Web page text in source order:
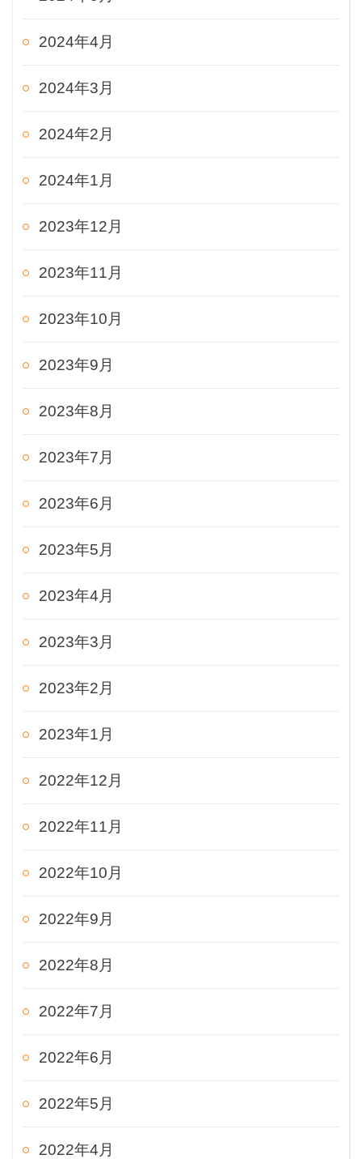
2024年4月
2024年3月
2024年2月
2024年1月
2023年12月
2023年11月
2023年10月
2023年9月
2023年8月
2023年7月
2023年6月
2023年5月
2023年4月
2023年3月
2023年2月
2023年1月
2022年12月
2022年11月
2022年10月
2022年9月
2022年8月
2022年7月
2022年6月
2022年5月
2022年4月